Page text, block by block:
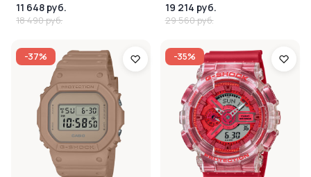
11 648 руб.
18 490 руб.
19 214 руб.
29 560 руб.
-37% -35%